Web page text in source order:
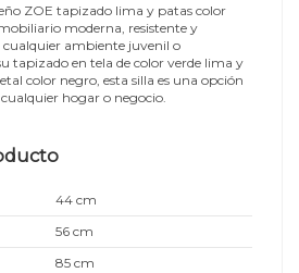
ZOE tapizado lima y patas color
moderna, resistente y
ambiente juvenil o
tapizado en tela de color verde lima y
color negro, esta silla es una opción
hogar o negocio.
44 cm
56 cm
85 cm